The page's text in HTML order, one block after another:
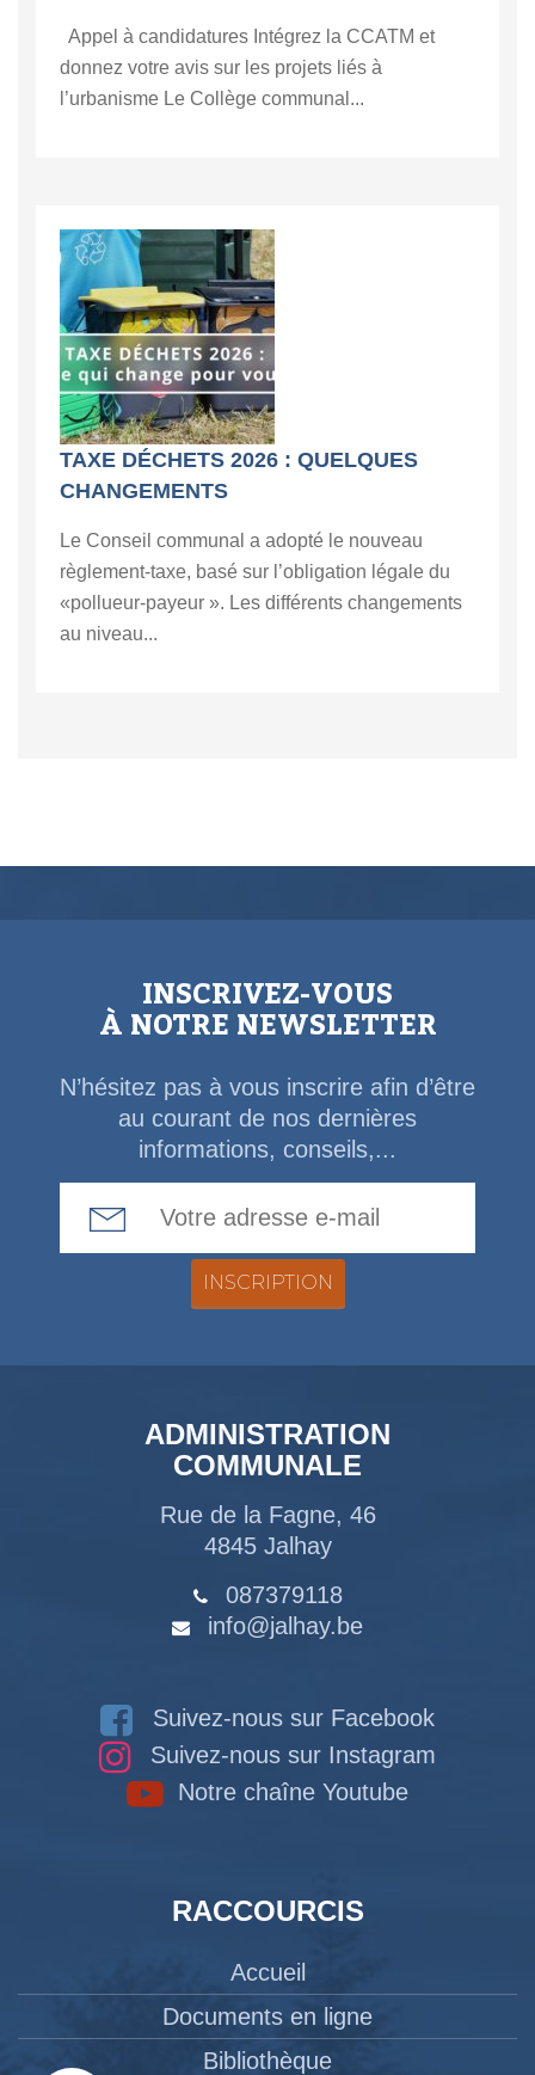
Appel à candidatures Intégrez la CCATM et
donnez votre avis sur les projets liés à
l’urbanisme Le Collège communal...
TAXE DÉCHETS 2026 : QUELQUES
CHANGEMENTS
Le Conseil communal a adopté le nouveau
règlement-taxe, basé sur l’obligation légale du
«pollueur-payeur ». Les différents changements
au niveau...
INSCRIVEZ-VOUS
À NOTRE NEWSLETTER
N’hésitez pas à vous inscrire afin d’être
au courant de nos dernières
informations, conseils,...
ADMINISTRATION
COMMUNALE
Rue de la Fagne, 46
4845 Jalhay
087379118
info@jalhay.be
Suivez-nous sur Facebook
Suivez-nous sur Instagram
Notre chaîne Youtube
RACCOURCIS
Accueil
Documents en ligne
Bibliothèque